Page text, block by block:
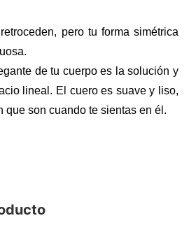
pero tu forma simétrica
de tu cuerpo es la solución y
lineal. El cuero es suave y liso,
que son cuando te sientas en él.